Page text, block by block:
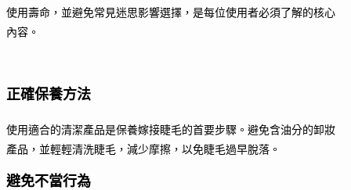
使用壽命，並避免常見迷思影響選擇，是每位使用者必須了解的核心
內容。
正確保養方法
使用適合的清潔產品是保養嫁接睫毛的首要步驟。避免含油分的卸妝
產品，並輕輕清洗睫毛，減少摩擦，以免睫毛過早脫落。
避免不當行為